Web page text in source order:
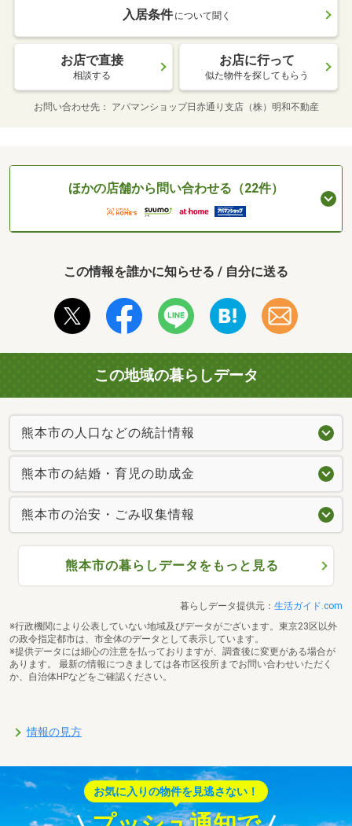
入居条件 について聞く
お店で直接
相談する
お店に行って
似た物件を探してもらう
お問い合わせ先 アパマンショップ日赤通り支店（株）明和不動産
ほかの店舗から問い合わせる（22件）
この情報を誰かに知らせる / 自分に送る
この地域の暮らしデータ
熊本市の人口などの統計情報
熊本市の結婚・育児の助成金
熊本市の治安・ごみ収集情報
熊本市の暮らしデータをもっと見る
暮らしデータ提供元： 生活ガイド.com
※行政機関により公表していない地域及びデータがございます。東京23区以外
の政令指定都市は、市全体のデータとして表示しています。
※提供データには細心の注意を払っておりますが、調査後に変更がある場合が
あります。 最新の情報につきましては各市区役所までお問い合わせいただく
か、自治体HPなどをご確認ください。
情報の見方
お気に入りの物件を見逃さない！